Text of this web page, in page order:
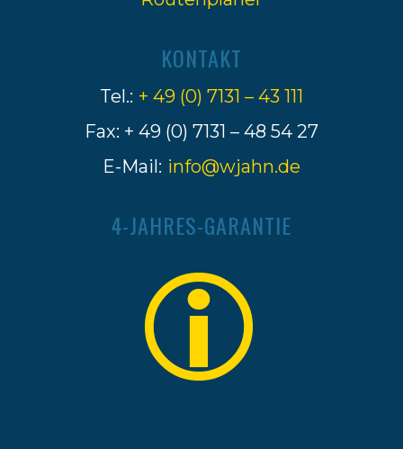
KONTAKT
Tel.: + 49 (0) 7131 – 43 111
Fax: + 49 (0) 7131 – 48 54 27
E-Mail: info@wjahn.de
4-JAHRES-GARANTIE